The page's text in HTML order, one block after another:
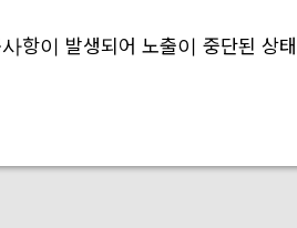
항이 발생되어 노출이 중단된 상